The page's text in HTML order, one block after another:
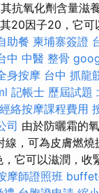
抗氧化劑含量滋
20因子20，它可
助餐 柬埔寨簽證
中 中醫 整骨
身按摩 台中 抓龍
記帳士 歷屆試題
經絡按摩課程費用
司 由於防曬霜的
，可為皮膚燃燒
它可以滋潤，收
摩師證照班 buffet